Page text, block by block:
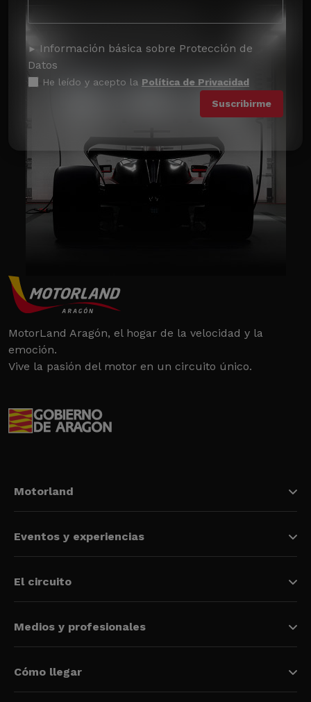
Información básica sobre Protección de
Datos
He leído y acepto la Política de Privacidad
MotorLand Aragón, el hogar de la velocidad y la
emoción.
Vive la pasión del motor en un circuito único.
Motorland
Eventos y experiencias
El circuito
Medios y profesionales
Cómo llegar